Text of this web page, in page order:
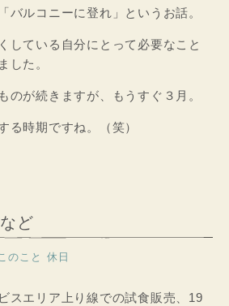
バルコニーに登れ」というお話。
している自分にとって必要なこと
した。
のが続きますが、もうすぐ３月。
る時期ですね。（笑）
ど
のこと 休日
スエリア上り線での試食販売、19